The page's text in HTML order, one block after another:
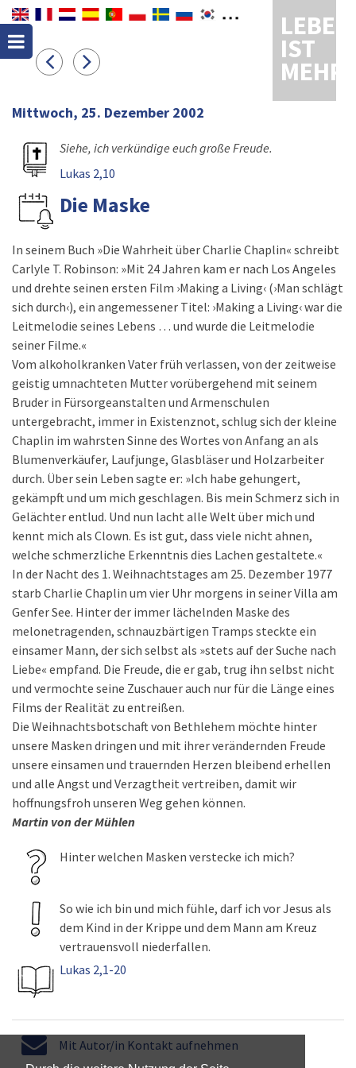
LEBEN
IST
MEHR
Mittwoch, 25. Dezember 2002
Siehe, ich verkündige euch große Freude.
Lukas 2,10
Die Maske
In seinem Buch »Die Wahrheit über Charlie Chaplin« schreibt
Carlyle T. Robinson: »Mit 24 Jahren kam er nach Los Angeles
und drehte seinen ersten Film ›Making a Living‹ (›Man schlägt
sich durch‹), ein angemessener Titel: ›Making a Living‹ war die
Leitmelodie seines Lebens … und wurde die Leitmelodie
seiner Filme.«
Vom alkoholkranken Vater früh verlassen, von der zeitweise
geistig umnachteten Mutter vorübergehend mit seinem
Bruder in Fürsorgeanstalten und Armenschulen
untergebracht, immer in Existenznot, schlug sich der kleine
Chaplin im wahrsten Sinne des Wortes von Anfang an als
Blumenverkäufer, Laufjunge, Glasbläser und Holzarbeiter
durch. Über sein Leben sagte er: »Ich habe gehungert,
gekämpft und um mich geschlagen. Bis mein Schmerz sich in
Gelächter entlud. Und nun lacht alle Welt über mich und
kennt mich als Clown. Es ist gut, dass viele nicht ahnen,
welche schmerzliche Erkenntnis dies Lachen gestaltete.«
In der Nacht des 1. Weihnachtstages am 25. Dezember 1977
starb Charlie Chaplin um vier Uhr morgens in seiner Villa am
Genfer See. Hinter der immer lächelnden Maske des
melonetragenden, schnauzbärtigen Tramps steckte ein
einsamer Mann, der sich selbst als »stets auf der Suche nach
Liebe« empfand. Die Freude, die er gab, trug ihn selbst nicht
und vermochte seine Zuschauer auch nur für die Länge eines
Films der Realität zu entreißen.
Die Weihnachtsbotschaft von Bethlehem möchte hinter
unsere Masken dringen und mit ihrer verändernden Freude
unsere einsamen und trauernden Herzen bleibend erhellen
und alle Angst und Verzagtheit vertreiben, damit wir
hoffnungsfroh unseren Weg gehen können.
Martin von der Mühlen
Hinter welchen Masken verstecke ich mich?
So wie ich bin und mich fühle, darf ich vor Jesus als
dem Kind in der Krippe und dem Mann am Kreuz
vertrauensvoll niederfallen.
Lukas 2,1-20
Mit Autor/in Kontakt aufnehmen